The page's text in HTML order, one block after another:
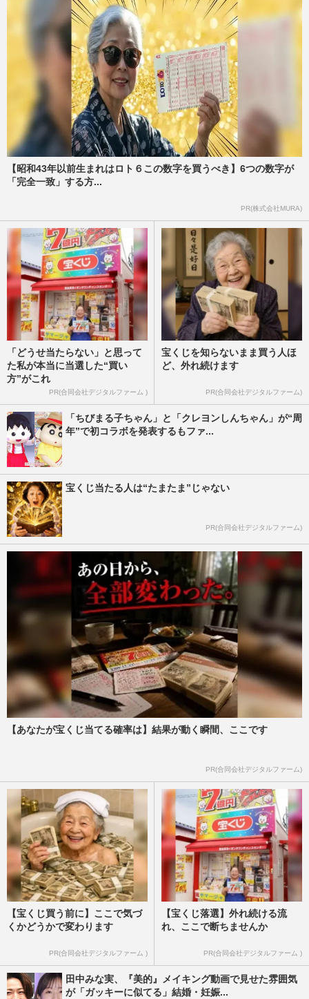
【昭和43年以前生まれはロト６この数字を買うべき】6つの数字が
「完全一致」する方...
PR(株式会社MURA)
「どうせ当たらない」と思って
た私が本当に当選した“買い
方”がこれ
PR(合同会社デジタルファーム )
宝くじを知らないまま買う人ほ
ど、外れ続けます
PR(合同会社デジタルファーム)
「ちびまる子ちゃん」と「クレヨンしんちゃん」が“周
年”で初コラボを発表するもファ...
宝くじ当たる人は“たまたま”じゃない
PR(合同会社デジタルファーム)
【あなたが宝くじ当てる確率は】結果が動く瞬間、ここです
PR(合同会社デジタルファーム)
【宝くじ買う前に】ここで気づ
くかどうかで変わります
PR(合同会社デジタルファーム )
【宝くじ落選】外れ続ける流
れ、ここで断ちませんか
PR(合同会社デジタルファーム )
田中みな実、『美的』メイキング動画で見せた雰囲気
が「ガッキーに似てる」結婚・妊娠...